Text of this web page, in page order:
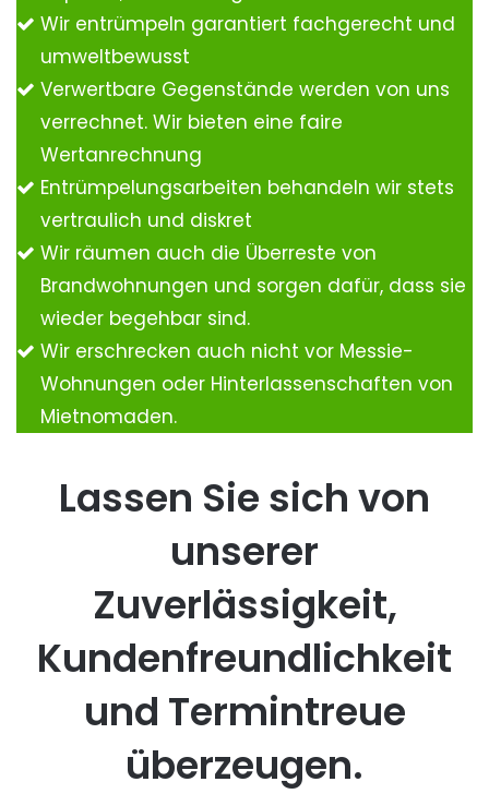
Wir entrümpeln garantiert fachgerecht und
umweltbewusst
Verwertbare Gegenstände werden von uns
verrechnet. Wir bieten eine faire
Wertanrechnung
Entrümpelungsarbeiten behandeln wir stets
vertraulich und diskret
Wir räumen auch die Überreste von
Brandwohnungen und sorgen dafür, dass sie
wieder begehbar sind.
Wir erschrecken auch nicht vor Messie-
Wohnungen oder Hinterlassenschaften von
Mietnomaden.
Lassen Sie sich von
unserer
Zuverlässigkeit,
Kundenfreundlichkeit
und Termintreue
überzeugen.